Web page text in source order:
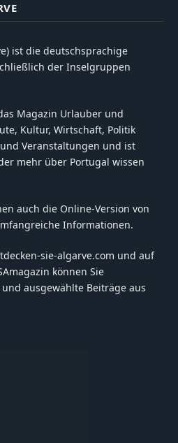
ist die deutschsprachige
der Inselgruppen
Magazin Urlauber und
Kultur, Wirtschaft, Politik
Veranstaltungen und ist
mehr über Portugal wissen
auch die Online-Version von
Informationen.
sie-algarve.com und auf
können Sie
ausgewählte Beiträge aus